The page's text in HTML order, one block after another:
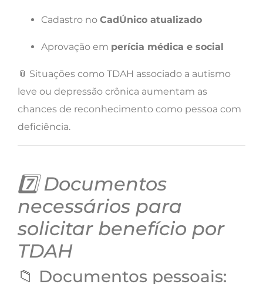
Cadastro no CadÚnico atualizado
Aprovação em perícia médica e social
📎 Situações como TDAH associado a autismo
leve ou depressão crônica aumentam as
chances de reconhecimento como pessoa com
deficiência.
7️⃣ Documentos
necessários para
solicitar benefício por
TDAH
📁 Documentos pessoais: